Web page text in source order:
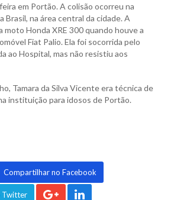
em Portão. A colisão ocorreu na
Brasil, na área central da cidade. A
moto Honda XRE 300 quando houve a
Fiat Palio. Ela foi socorrida pelo
ao Hospital, mas não resistiu aos
Tamara da Silva Vicente era técnica de
instituição para idosos de Portão.
Compartilhar no Facebook
Twitter